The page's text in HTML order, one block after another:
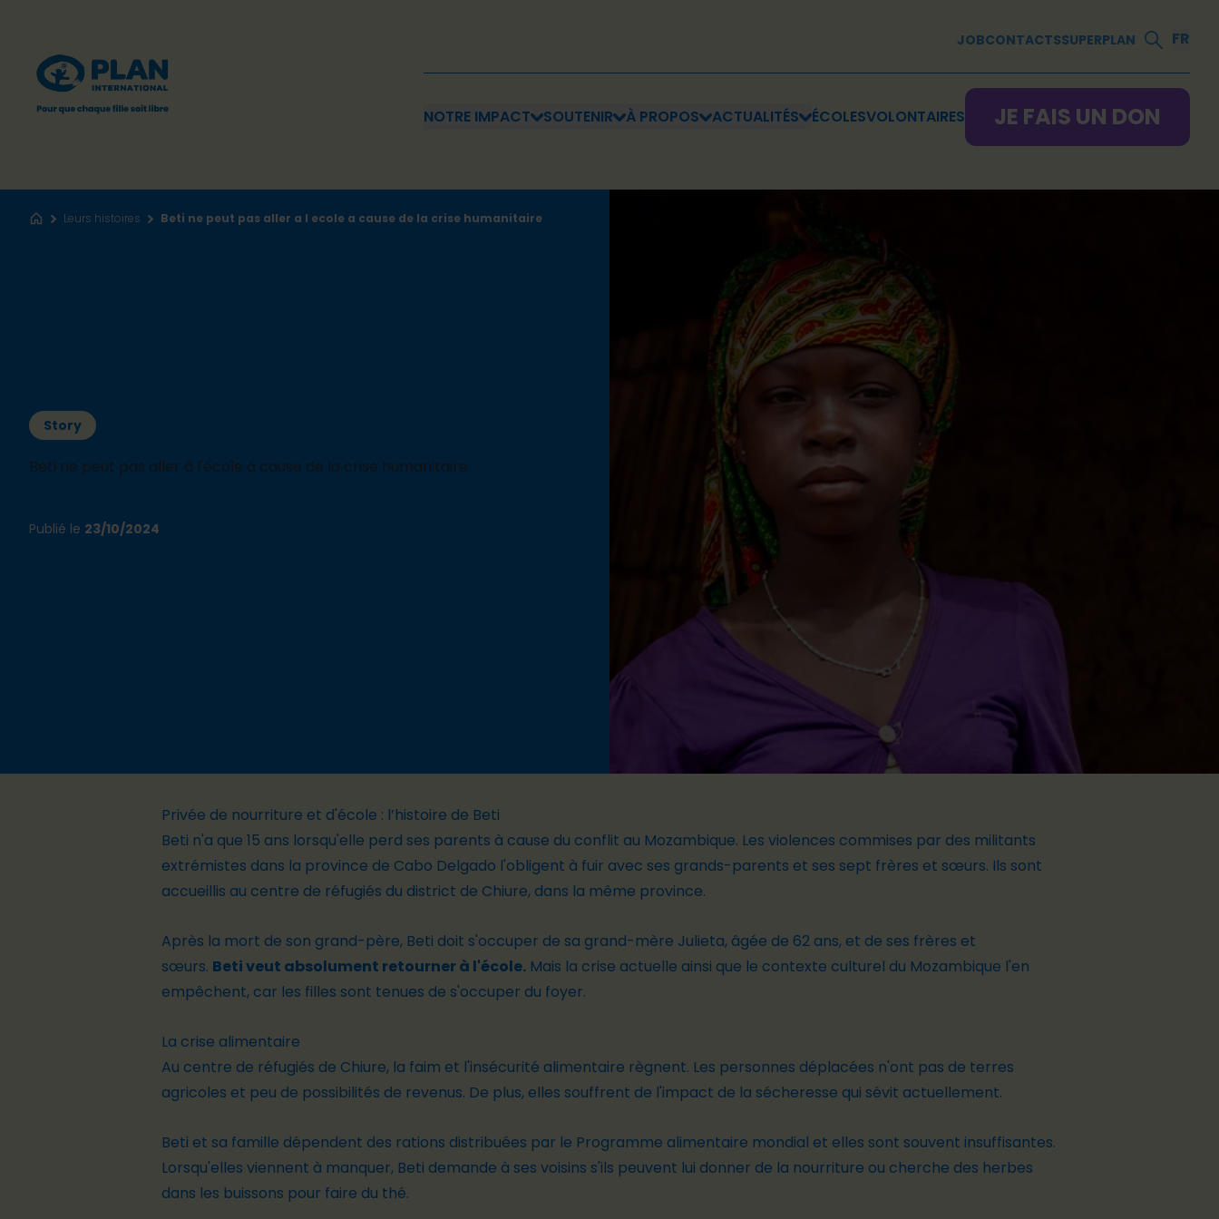
JOBCONTACTSSUPERPLAN FR
NOTRE IMPACT SOUTENIR À PROPOS ACTUALITÉS ÉCOLESVOLONTAIRES JE FAIS UN DON
AccueilLeurs histoires Beti ne peut pas aller a l ecole a cause de la crise humanitaire
Story
Beti ne peut pas aller à l'école à cause de la crise humanitaire
Publié le 23/10/2024
Privée de nourriture et d'école : l’histoire de Beti
Beti n'a que 15 ans lorsqu'elle perd ses parents à cause du conflit au Mozambique. Les violences commises par des militants
extrémistes dans la province de Cabo Delgado l'obligent à fuir avec ses grands-parents et ses sept frères et sœurs. Ils sont
accueillis au centre de réfugiés du district de Chiure, dans la même province.
Après la mort de son grand-père, Beti doit s'occuper de sa grand-mère Julieta, âgée de 62 ans, et de ses frères et
sœurs. Beti veut absolument retourner à l'école. Mais la crise actuelle ainsi que le contexte culturel du Mozambique l'en
empêchent, car les filles sont tenues de s'occuper du foyer.
La crise alimentaire
Au centre de réfugiés de Chiure, la faim et l'insécurité alimentaire règnent. Les personnes déplacées n'ont pas de terres
agricoles et peu de possibilités de revenus. De plus, elles souffrent de l'impact de la sécheresse qui sévit actuellement.
Beti et sa famille dépendent des rations distribuées par le Programme alimentaire mondial et elles sont souvent insuffisantes.
Lorsqu'elles viennent à manquer, Beti demande à ses voisins s'ils peuvent lui donner de la nourriture ou cherche des herbes
dans les buissons pour faire du thé.